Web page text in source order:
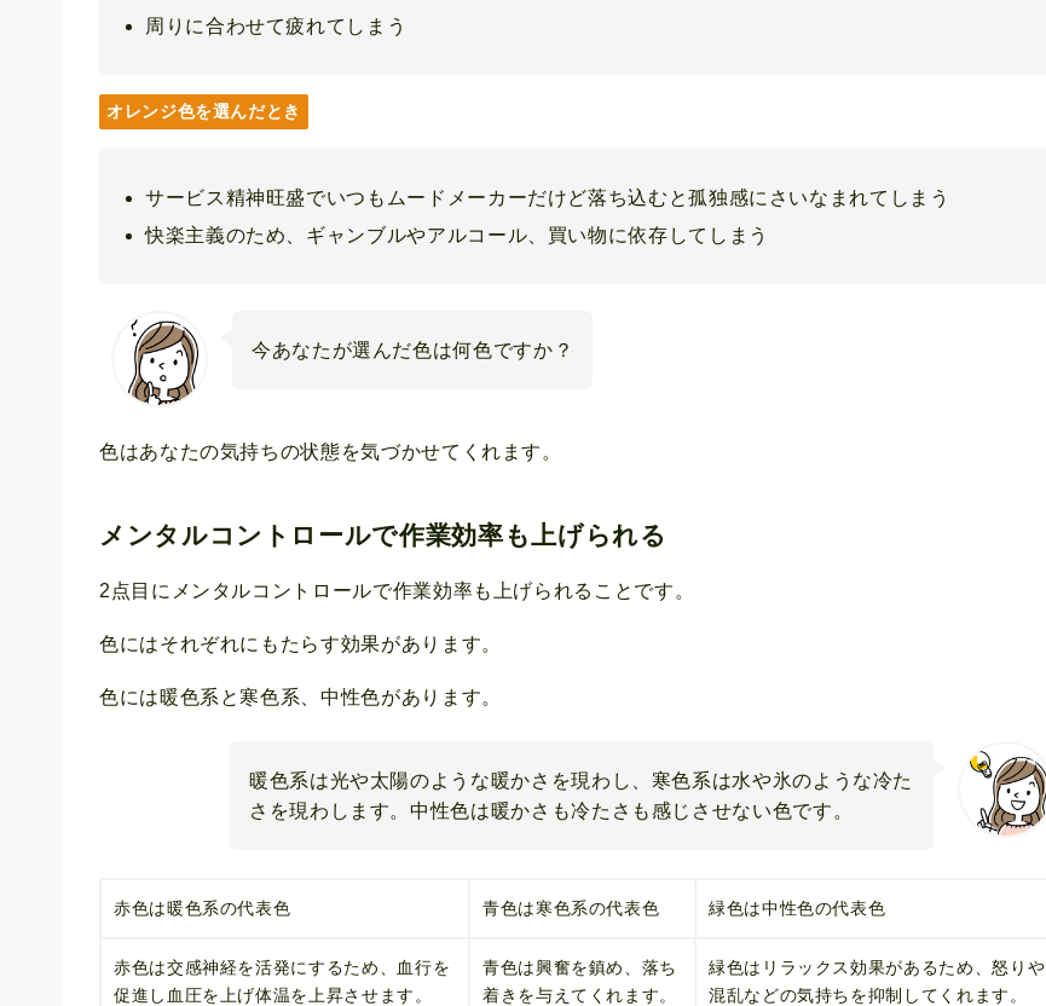
周りに合わせて疲れてしまう
オレンジ色を選んだとき
サービス精神旺盛でいつもムードメーカーだけど落ち込むと孤独感にさいなまれてしまう
快楽主義のため、ギャンブルやアルコール、買い物に依存してしまう
今あなたが選んだ色は何色ですか？
色はあなたの気持ちの状態を気づかせてくれます。
メンタルコントロールで作業効率も上げられる
2点目にメンタルコントロールで作業効率も上げられることです。
色にはそれぞれにもたらす効果があります。
色には暖色系と寒色系、中性色があります。
暖色系は光や太陽のような暖かさを現わし、寒色系は水や氷のような冷た
さを現わします。中性色は暖かさも冷たさも感じさせない色です。
赤色は暖色系の代表色 青色は寒色系の代表色 緑色は中性色の代表色
赤色は交感神経を活発にするため、血行を
促進し血圧を上げ体温を上昇させます。
青色は興奮を鎮め、落ち
着きを与えてくれます。
緑色はリラックス効果があるため、怒りや
混乱などの気持ちを抑制してくれます。